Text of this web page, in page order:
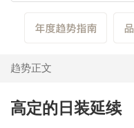
趋势正文
高定的日装延续